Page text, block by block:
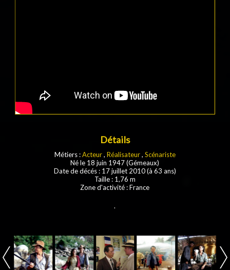
Détails
Métiers :Acteur, Réalisateur, Scénariste
Né le 18 juin 1947 (Gémeaux)
Date de décés : 17 juillet 2010 (à 63 ans)
Taille : 1,76 m
Zone d'activité : France
.